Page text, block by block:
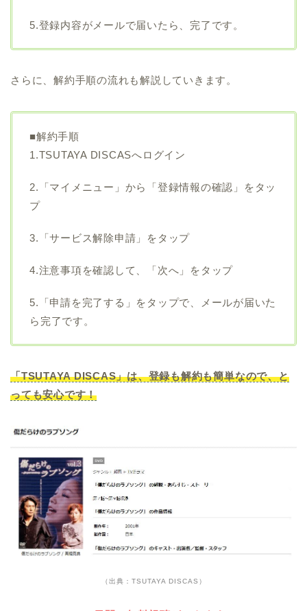
5.登録内容がメールで届いたら、完了です。
さらに、解約手順の流れも解説していきます。
■解約手順
1.TSUTAYA DISCASへログイン
2.「マイメニュー」から「登録情報の確認」をタッ
プ
3.「サービス解除申請」をタップ
4.注意事項を確認して、「次へ」をタップ
5.「申請を完了する」をタップで、メールが届いた
ら完了です。
「TSUTAYA DISCAS」は、登録も解約も簡単なので、と
っても安心です！
（出典：TSUTAYA DISCAS）